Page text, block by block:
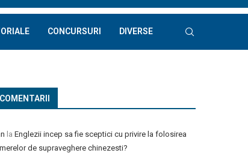
CONCURSURI DIVERSE
COMENTARII
la Englezii incep sa fie sceptici cu privire la folosirea
de supraveghere chinezesti?